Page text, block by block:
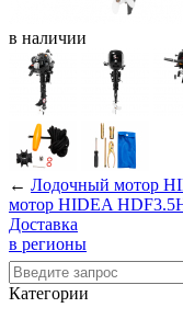
в наличии
← Лодочный мотор
мотор HIDEA
Доставка
в регионы
Категории